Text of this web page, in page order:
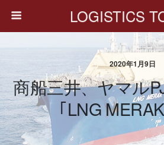
LOGISTICS
2020年1月9日
商船三井、ヤマル
｢LNG